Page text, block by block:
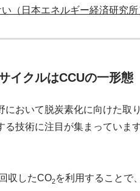
（日本エネルギー経済研究所
イクルはCCUの一形態
において脱炭素化に向けた取
る技術に注目が集まってい
収したCO2を利用することで